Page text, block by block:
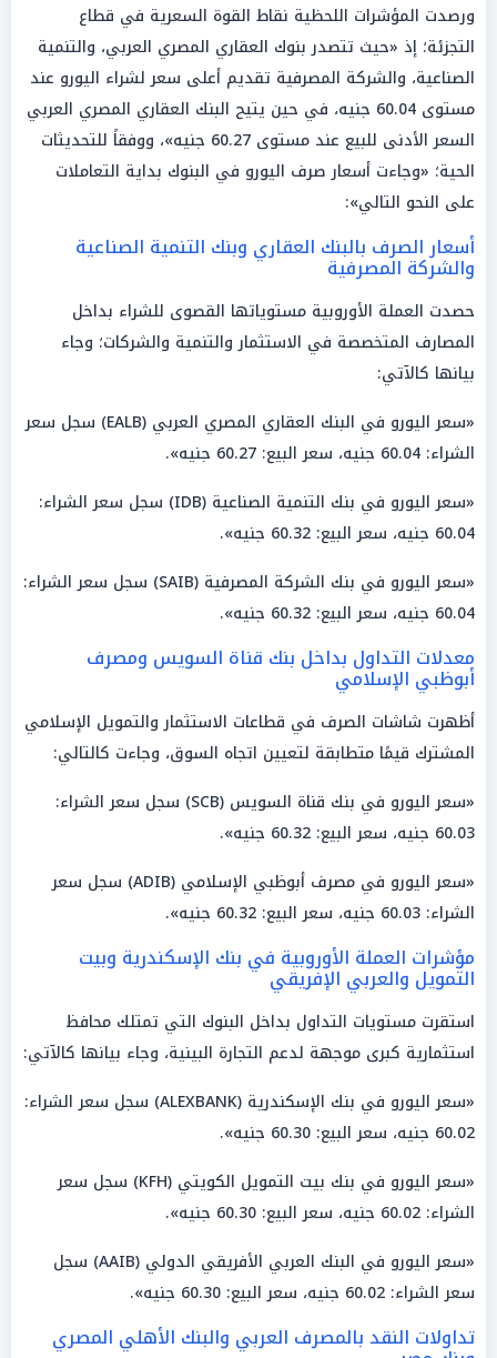
ورصدت المؤشرات اللحظية نقاط القوة السعرية في قطاع
التجزئة؛ إذ «حيث تتصدر بنوك العقاري المصري العربي، والتنمية
الصناعية، والشركة المصرفية تقديم أعلى سعر لشراء اليورو عند
مستوى 60.04 جنيه، في حين يتيح البنك العقاري المصري العربي
السعر الأدنى للبيع عند مستوى 60.27 جنيه»، ووفقاً للتحديثات
الحية؛ «وجاءت أسعار صرف اليورو في البنوك بداية التعاملات
على النحو التالي»:
أسعار الصرف بالبنك العقاري وبنك التنمية الصناعية
والشركة المصرفية
حصدت العملة الأوروبية مستوياتها القصوى للشراء بداخل
المصارف المتخصصة في الاستثمار والتنمية والشركات؛ وجاء
بيانها كالآتي:
«سعر اليورو في البنك العقاري المصري العربي (EALB) سجل سعر
الشراء: 60.04 جنيه، سعر البيع: 60.27 جنيه».
«سعر اليورو في بنك التنمية الصناعية (IDB) سجل سعر الشراء:
60.04 جنيه، سعر البيع: 60.32 جنيه».
«سعر اليورو في بنك الشركة المصرفية (SAIB) سجل سعر الشراء:
60.04 جنيه، سعر البيع: 60.32 جنيه».
معدلات التداول بداخل بنك قناة السويس ومصرف
أبوظبي الإسلامي
أظهرت شاشات الصرف في قطاعات الاستثمار والتمويل الإسلامي
المشترك قيمًا متطابقة لتعيين اتجاه السوق، وجاءت كالتالي:
«سعر اليورو في بنك قناة السويس (SCB) سجل سعر الشراء:
60.03 جنيه، سعر البيع: 60.32 جنيه».
«سعر اليورو في مصرف أبوظبي الإسلامي (ADIB) سجل سعر
الشراء: 60.03 جنيه، سعر البيع: 60.32 جنيه».
مؤشرات العملة الأوروبية في بنك الإسكندرية وبيت
التمويل والعربي الإفريقي
استقرت مستويات التداول بداخل البنوك التي تمتلك محافظ
استثمارية كبرى موجهة لدعم التجارة البينية، وجاء بيانها كالآتي:
«سعر اليورو في بنك الإسكندرية (ALEXBANK) سجل سعر الشراء:
60.02 جنيه، سعر البيع: 60.30 جنيه».
«سعر اليورو في بنك بيت التمويل الكويتي (KFH) سجل سعر
الشراء: 60.02 جنيه، سعر البيع: 60.30 جنيه».
«سعر اليورو في البنك العربي الأفريقي الدولي (AAIB) سجل
سعر الشراء: 60.02 جنيه، سعر البيع: 60.30 جنيه».
تداولات النقد بالمصرف العربي والبنك الأهلي المصري